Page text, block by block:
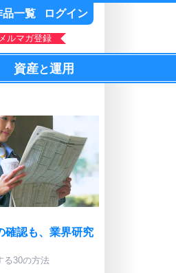
品一覧 ログイン
メルマガ登録
資産と運用
確認も、業界研究
る30の方法